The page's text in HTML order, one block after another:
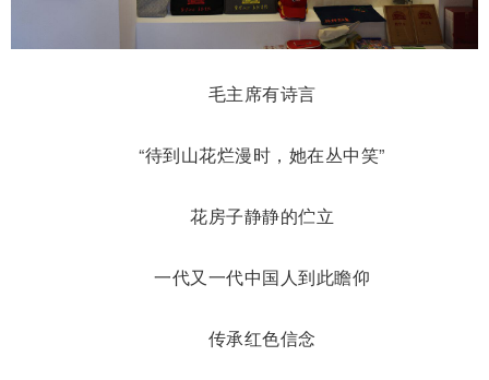
毛主席有诗言
“待到山花烂漫时，她在丛中笑”
花房子静静的伫立
一代又一代中国人到此瞻仰
传承红色信念